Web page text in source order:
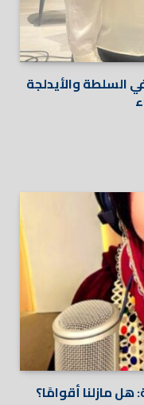
السلطة والأيدلجة
مازلنا أقوامًا؟